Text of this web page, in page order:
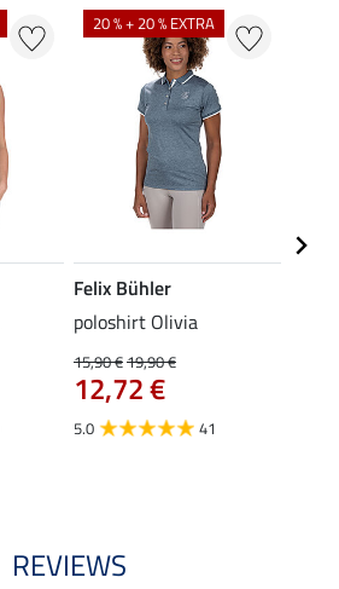
20 % + 20 % EXTRA
Felix Bühler
poloshirt Olivia
15,90 €19,90 €
12,72 €
5.0 41
REVIEWS